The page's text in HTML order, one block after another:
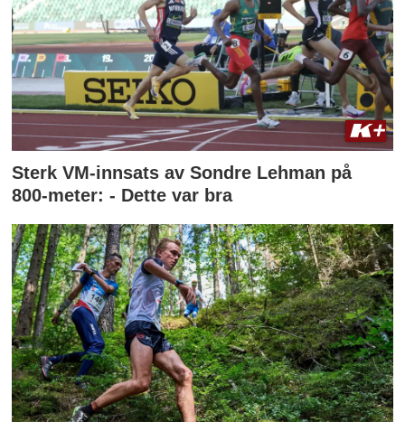
Sterk VM-innsats av Sondre Lehman på
800-meter: - Dette var bra